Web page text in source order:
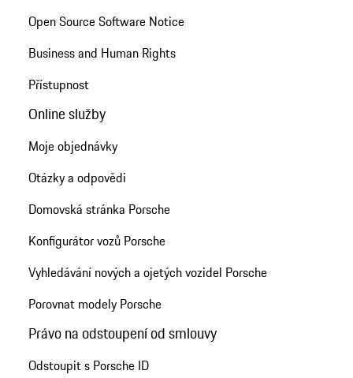
Open Source Software Notice
Business and Human Rights
Přístupnost
Online služby
Moje objednávky
Otázky a odpovědi
Domovská stránka Porsche
Konfigurátor vozů Porsche
Vyhledávání nových a ojetých vozidel Porsche
Porovnat modely Porsche
Právo na odstoupení od smlouvy
Odstoupit s Porsche ID